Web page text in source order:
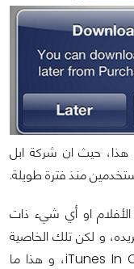
حيث ان شركة ابل
منذ فترة طويلة.
او أي شيء ذات
و لكن تلك الخاصية
مدعومة فقط للدول الداعمة لخدمة iTunes In Cloud، و هذا ما